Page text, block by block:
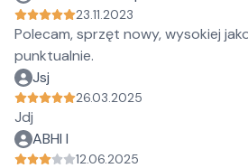
23.11.2023
Polecam, sprzęt nowy, wysokiej
punktualnie.
Jsj
26.03.2025
Jdj
ABHI I
12.06.2025